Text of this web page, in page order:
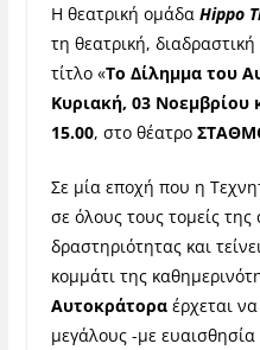
Η θεατρική ομάδα Hippo
τη θεατρική,
τίτλο «Το Δίλημμα του
Κυριακή, 03 Νοεμβρίου
15.00, στο θέατρο
Σε μία εποχή που η
σε όλους τους τομείς
δραστηριότητας και
κομμάτι της
Αυτοκράτοραέρχεται να
μεγάλους -με ευαισθησία